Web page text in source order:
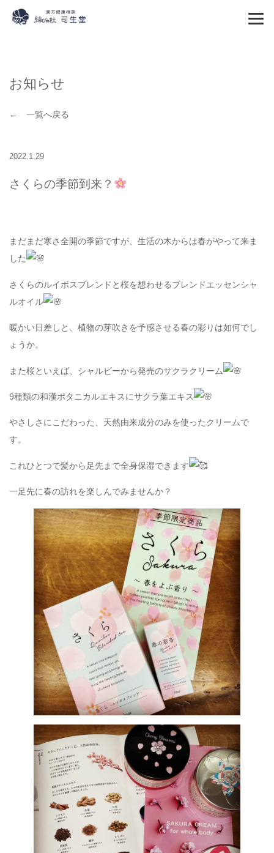
お知らせ
← 一覧へ戻る
2022.1.29
さくらの季節到来？
まだまだ寒さ全開の季節ですが、生活の木からは春がやって来ま
した
さくらのルイボスブレンドと桜を想わせるブレンドエッセンシャ
ルオイル
暖かい日差しと、植物の芽吹きを予感させる春の彩りは如何でし
ょうか。
また桜といえば、シャルビーから発売のサクラクリーム
9種類の和漢ボタニカルエキスにサクラ葉エキス
やさしさにこだわった、天然由来成分のみを使ったクリームで
す。
これひとつで髪から足先まで全身保湿できます
一足先に春の訪れを楽しんでみませんか？